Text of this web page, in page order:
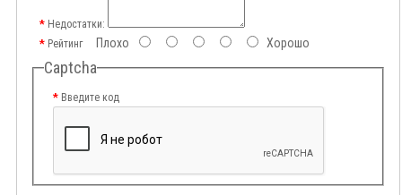
Недостатки:
РейтингПлохо Хорошо
Captcha
Введите код